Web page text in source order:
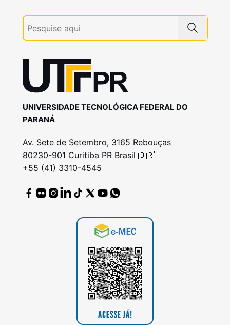
UNIVERSIDADE TECNOLÓGICA FEDERAL DO
PARANÁ
Av. Sete de Setembro, 3165 Rebouças
80230-901 Curitiba PR Brasil 🇧🇷
+55 (41) 3310-4545